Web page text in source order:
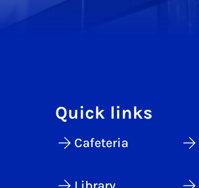
Quick links
Cafeteria